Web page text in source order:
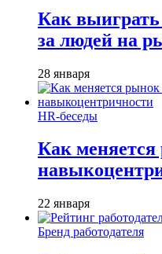
Как
за людей на
28 января
HR-беседы
Как меняется
22 января
Бренд работодателя